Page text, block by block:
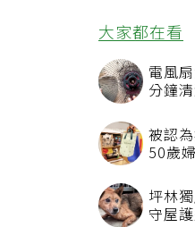
大家都在看
電風
被認
50
品
坪林